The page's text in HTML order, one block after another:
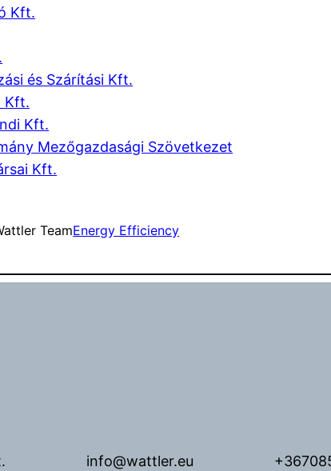
Kft.
és Szárítási Kft.
Kft.
Kft.
Mezőgazdasági Szövetkezet
Kft.
TeamEnergy Efficiency
info@wattler.eu